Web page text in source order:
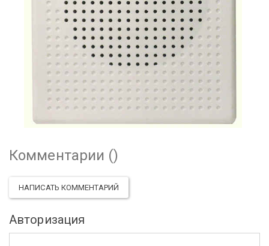
Комментарии ()
НАПИСАТЬ КОММЕНТАРИЙ
Авторизация